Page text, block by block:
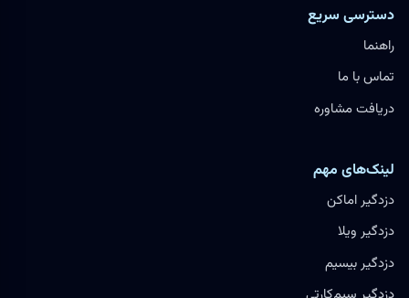
دسترسی سریع
راهنما
تماس با ما
دریافت مشاوره
لینک‌های مهم
دزدگیر اماکن
دزدگیر ویلا
دزدگیر بیسیم